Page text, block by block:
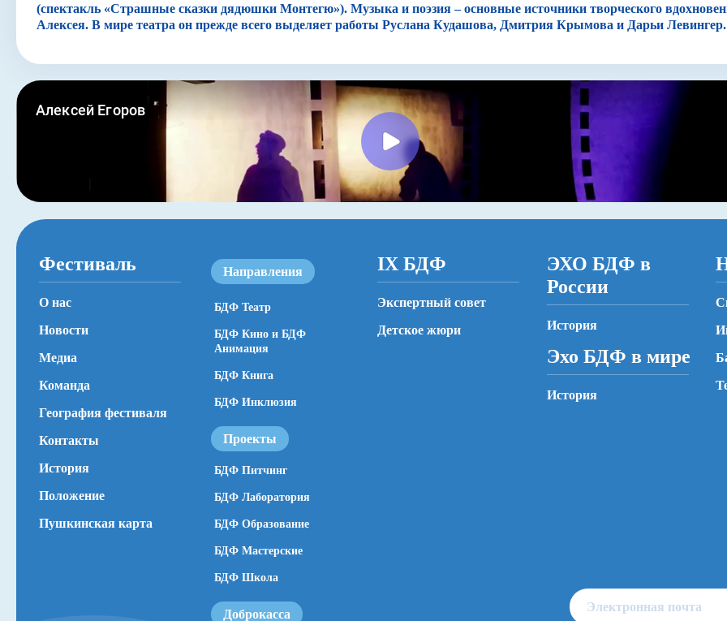
Комната Грегора - олицетворение его внутреннего мира, она меняется по мере взросления и внутренних изменений,
она и является главным местом действия. За письменным столом он попадает на урок, в шкафу проживает дед, за
Главный антагонист в нашей истории - семейный психолог. На встречах с ней открывается что-то потаённое. Но это
никогда не помогает, а наоборот забирает из жизни искру, и всех приводит к общему знаменателю.
Эта история о выборе своего пути, и о возможности дать его сделать (вторая часть, конечно, относиться к
родителям). А ещё это история семейных отношений, когда внутренние конфликты родителей очень больно
откликаются на детях. Эта история о маленьком человеке, в котором живет большая надежда! "Вот что я тебе
скажу, дружок: несчастным быть куда легче, чем быть счастливым, а я не люблю, слышишь, не люблю людей,
которые ищут легких путей. Не выношу нытиков! Будь счастливым, черт побери! Делай что-нибудь, чтобы быть
(спектакль «Страшные сказки дядюшки Монтегю»). Музыка и поэзия – основные источники творческого
Алексея. В мире театра он прежде всего выделяет работы Руслана Кудашова, Дмитрия Крымова и Дарьи Левингер.
Фестиваль
О нас
Новости
Медиа
Команда
География фестиваля
Контакты
История
Положение
Пушкинская карта
Направления
БДФ Театр
БДФ Кино и БДФ
Анимация
БДФ Книга
БДФ Инклюзия
Проекты
БДФ Питчинг
БДФ Лаборатория
БДФ Образование
БДФ Мастерские
БДФ Школа
Доброкасса
IX БДФ
Экспертный совет
Детское жюри
ЭХО БДФ в
России
История
Эхо БДФ в мире
История